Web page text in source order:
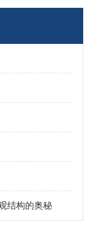
结构的奥秘